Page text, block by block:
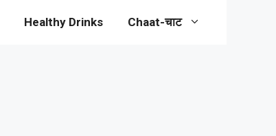
Healthy Drinks Chaat-चाट